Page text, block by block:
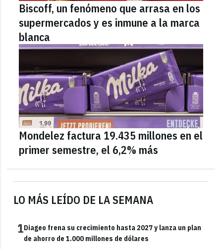
LO MÁS LEÍDO DE LA SEMANA
1Diageo frena su crecimiento hasta 2027 y lanza un plan
de ahorro de 1.000 millones de dólares
Biscoff, un fenómeno que arrasa en los
supermercados y es inmune a la marca
blanca
Mondelez factura 19.435 millones en el
primer semestre, el 6,2% más